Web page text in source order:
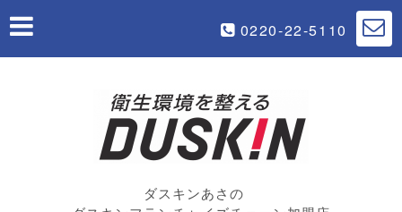
0220-22-5110
ダスキンあさの